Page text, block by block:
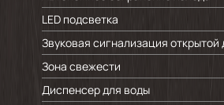
LED подсветка
Звуковая сигнализация открытой
Зона свежести
Диспенсер для воды